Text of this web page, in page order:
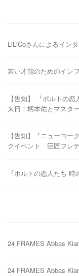
LiLiCoさんによるイン
若い才能のためのイン
【告知】 『ポルトの
来日！柄本佑とマスタ
【告知】『ニューヨ
クイベント 巨匠フレ
『ポルトの恋人たち
24 FRAMES Abbas
24 FRAMES Abbas